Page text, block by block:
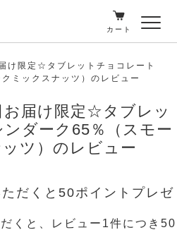
カート
け限定☆タブレットチョコレート
ミックスナッツ）のレビュー
お届け限定☆タブレッ
ダーク65％（スモー
ツ）のレビュー
だくと50ポイントプレゼ
くと、レビュー1件につき50